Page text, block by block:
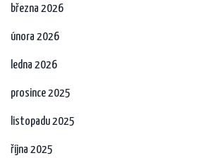
března 2026
února 2026
ledna 2026
prosince 2025
listopadu 2025
října 2025